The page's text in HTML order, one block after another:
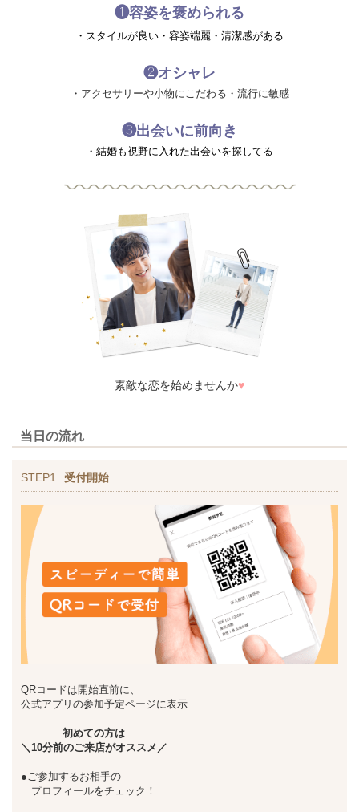
❶容姿を褒められる
・スタイルが良い・容姿端麗・清潔感がある
❷オシャレ
・アクセサリーや小物にこだわる・流行に敏感
❸出会いに前向き
・結婚も視野に入れた出会いを探してる
素敵な恋を始めませんか♥
当日の流れ
STEP1 受付開始
QRコードは開始直前に、
公式アプリの参加予定ページに表示
初めての方は
＼10分前のご来店がオススメ／
●ご参加するお相手の
プロフィールをチェック！